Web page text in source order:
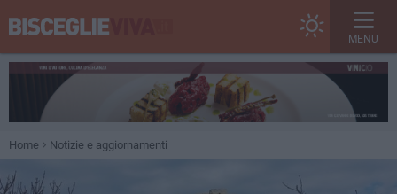
MENU
Home Notizie e aggiornamenti